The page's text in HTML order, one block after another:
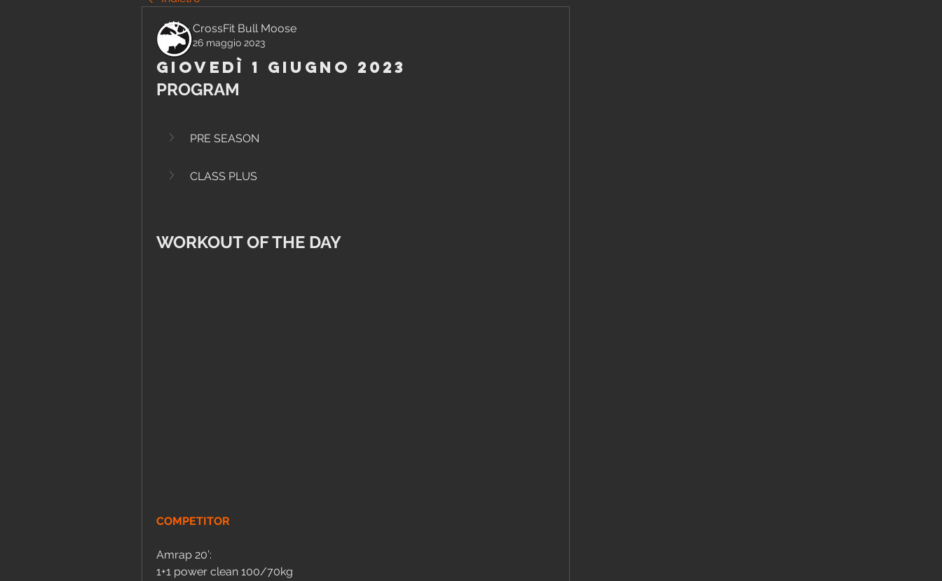
CrossFit Bull Moose
26 maggio 2023
Giovedì 1 Giugno 2023
PROGRAM
PRE SEASON
CLASS PLUS
WORKOUT OF THE DAY
COMPETITOR
Amrap 20’:
1+1 power clean 100/70kg